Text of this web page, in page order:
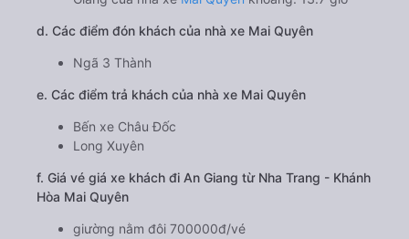
d. Các điểm đón khách của nhà xe Mai Quyên
Ngã 3 Thành
e. Các điểm trả khách của nhà xe Mai Quyên
Bến xe Châu Đốc
Long Xuyên
f. Giá vé giá xe khách đi An Giang từ Nha Trang - Khánh
Hòa Mai Quyên
giường nằm đôi 700000đ/vé